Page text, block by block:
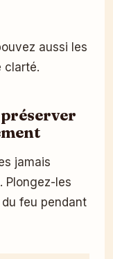
aussi les
clarté.
préserver
jamais
Plongez-les
feu pendant